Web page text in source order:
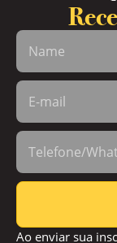
Ao enviar sua